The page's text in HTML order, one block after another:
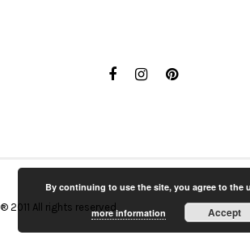
® 2011 All rights reserved.
By continuing to use the site, you agree to the
more information Accept